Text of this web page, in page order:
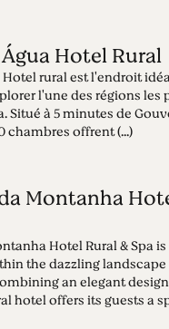
Hotel Rural
Hotel rural est l'endroit
l'une des régions les
Situé à 5 minutes de
chambres offrent (...)
Montanha
Hotel Rural & Spa
the dazzling landscape
an elegant
hotel offers its guests a